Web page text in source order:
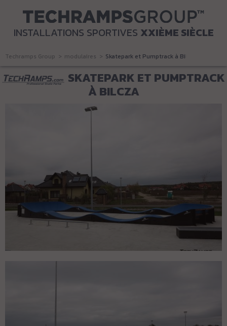
INSTALLATIONS SPORTIVES XXIÈME SIÈCLE
Techramps Group modulaires Skatepark et Pumptrack à Bilcza
SKATEPARK ET PUMPTRACK
À BILCZA